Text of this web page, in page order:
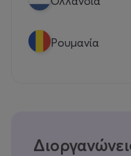
Ρουμανία